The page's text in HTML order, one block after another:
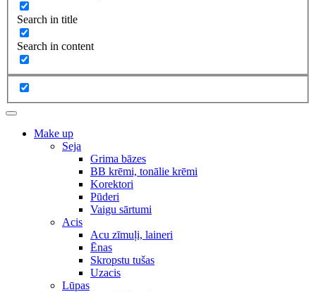
Search in title
Search in content
Make up
Seja
Grima bāzes
BB krēmi, tonālie krēmi
Korektori
Pūderi
Vaigu sārtumi
Acis
Acu zīmuļi, laineri
Ēnas
Skropstu tušas
Uzacis
Lūpas